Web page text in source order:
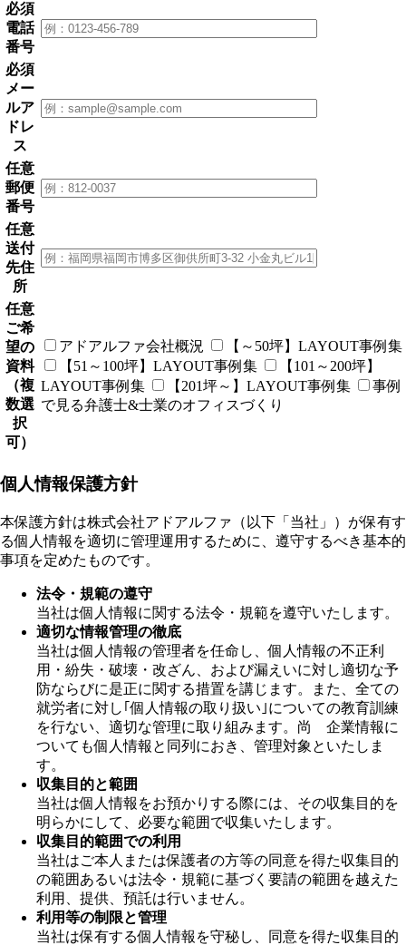
必須
電話
番号
必須
メー
ルア
ドレ
ス
任意
郵便
番号
任意
送付
先住
所
任意
ご希
望の
資料
（複
数選
択
可）
アドアルファ会社概況
【～50坪】LAYOUT事例集
【51～100坪】LAYOUT事例集
【101～200坪】
LAYOUT事例集
【201坪～】LAYOUT事例集
事例
で見る弁護士&士業のオフィスづくり
個人情報保護方針
本保護方針は株式会社アドアルファ（以下「当社」）が保有す
る個人情報を適切に管理運用するために、遵守するべき基本的
事項を定めたものです。
法令・規範の遵守
当社は個人情報に関する法令・規範を遵守いたします。
適切な情報管理の徹底
当社は個人情報の管理者を任命し、個人情報の不正利
用・紛失・破壊・改ざん、および漏えいに対し適切な予
防ならびに是正に関する措置を講じます。また、全ての
就労者に対し｢個人情報の取り扱い｣についての教育訓練
を行ない、適切な管理に取り組みます。尚 企業情報に
ついても個人情報と同列におき、管理対象といたしま
す。
収集目的と範囲
当社は個人情報をお預かりする際には、その収集目的を
明らかにして、必要な範囲で収集いたします。
収集目的範囲での利用
当社はご本人または保護者の方等の同意を得た収集目的
の範囲あるいは法令・規範に基づく要請の範囲を越えた
利用、提供、預託は行いません。
利用等の制限と管理
当社は保有する個人情報を守秘し、同意を得た収集目的